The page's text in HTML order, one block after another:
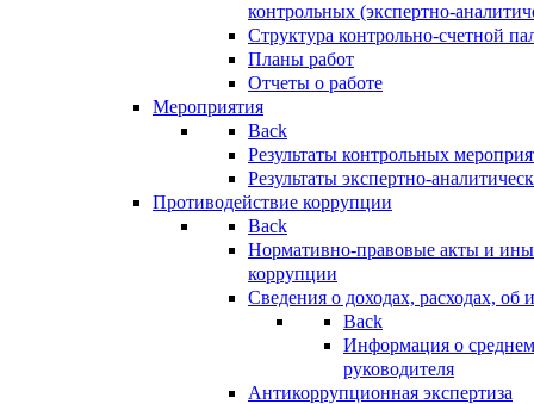
контрольных (экспертно-
Структура контрольно-счетной
Планы работ
Отчеты о работе
Мероприятия
Back
Результаты контрольных
Результаты экспертно-
Противодействие коррупции
Back
Нормативно-правовые акты и
коррупции
Сведения о доходах, расходах, об
Back
Информация о
руководителя
Антикоррупционная экспертиза